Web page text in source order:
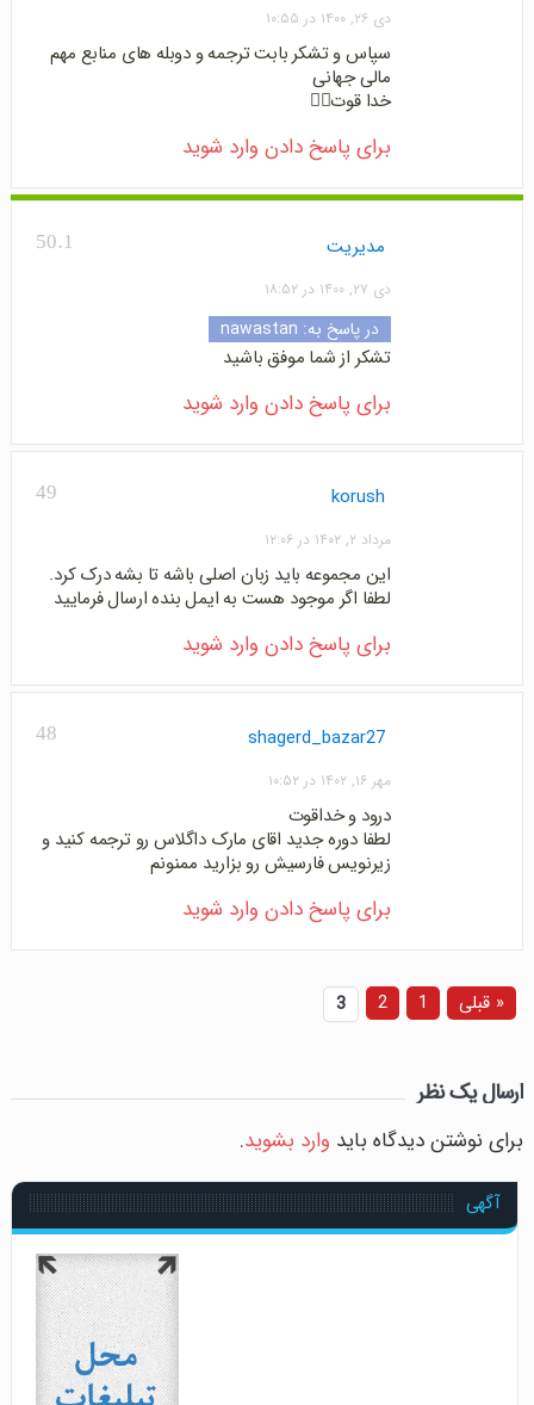
دی ۲۶, ۱۴۰۰ در ۱۰:۵۵
سپاس و تشکر بابت ترجمه و دوبله های منابع مهم
مالی جهانی
خدا قوت🙋‍♂️
برای پاسخ دادن وارد شوید
50.1 مدیریت
دی ۲۷, ۱۴۰۰ در ۱۸:۵۲
در پاسخ به: nawastan
تشکر از شما موفق باشید
برای پاسخ دادن وارد شوید
49 korush
مرداد ۲, ۱۴۰۲ در ۱۲:۰۶
این مجموعه باید زبان اصلی باشه تا بشه درک کرد.
لطفا اگر موجود هست به ایمل بنده ارسال فرمایید
برای پاسخ دادن وارد شوید
48 shagerd_bazar27
مهر ۱۶, ۱۴۰۲ در ۱۰:۵۲
درود و خداقوت
لطفا دوره جدید اقای مارک داگلاس رو ترجمه کنید و
زیرنویس فارسیش رو بزارید ممنونم
برای پاسخ دادن وارد شوید
« قبلی 1
2
3
ارسال یک نظر
برای نوشتن دیدگاه باید وارد بشوید.
آگهی